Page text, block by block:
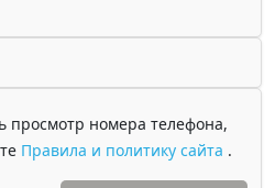
просмотр номера телефона,
Правила и политику сайта .